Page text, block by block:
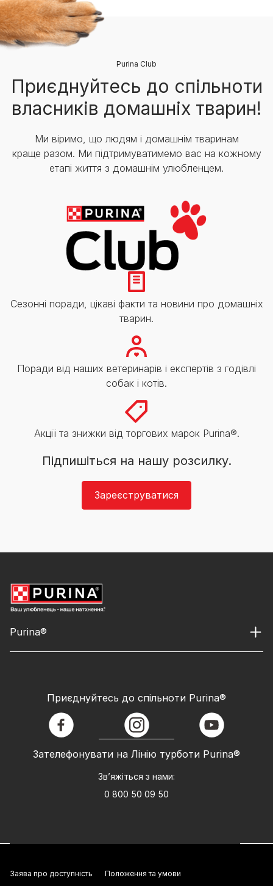
Purina Club
Приєднуйтесь до спільноти
власників домашніх тварин!
Ми віримо, що людям і домашнім тваринам
краще разом. Ми підтримуватимемо вас на кожному
етапі життя з домашнім улюбленцем.
Сезонні поради, цікаві факти та новини про домашніх
тварин.
Поради від наших ветеринарів і експертів з годівлі
собак і котів.
Акції та знижки від торгових марок Purina®.
Підпишіться на нашу розсилку.
Зареєструватися
Purina®
Зателефонувати на Лінію турботи Purina®
Зв’яжіться з нами:
0 800 50 09 50
Приєднуйтесь до спільноти Purina®
facebook instagram youtube
Заява про доступність Положення та умови